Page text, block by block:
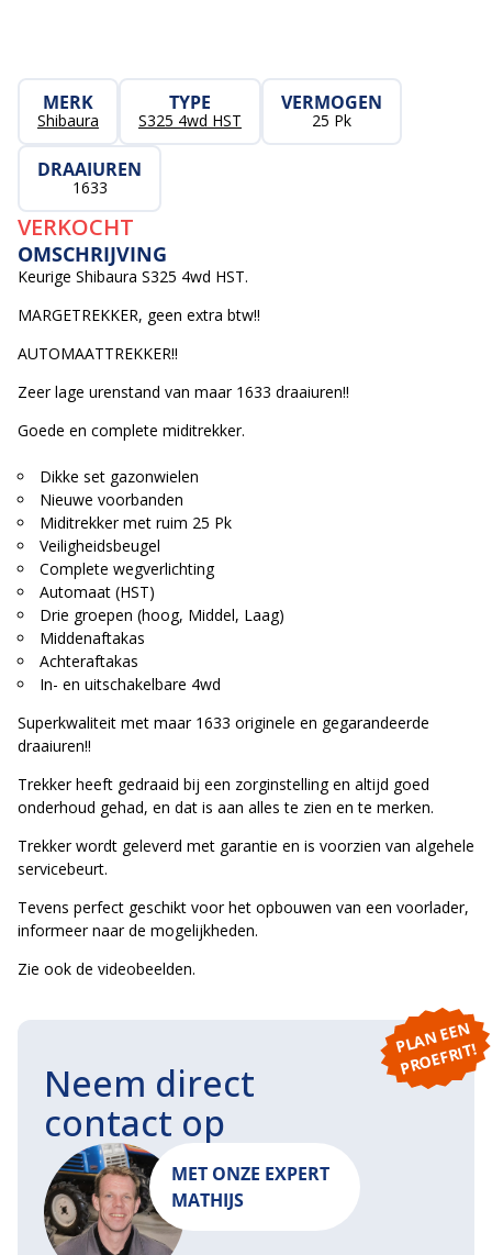
MERK
Shibaura
TYPE
S325 4wd HST
VERMOGEN
25 Pk
DRAAIUREN
1633
VERKOCHT
OMSCHRIJVING
Keurige Shibaura S325 4wd HST.
MARGETREKKER, geen extra btw!!
AUTOMAATTREKKER!!
Zeer lage urenstand van maar 1633 draaiuren!!
Goede en complete miditrekker.
Dikke set gazonwielen
Nieuwe voorbanden
Miditrekker met ruim 25 Pk
Veiligheidsbeugel
Complete wegverlichting
Automaat (HST)
Drie groepen (hoog, Middel, Laag)
Middenaftakas
Achteraftakas
In- en uitschakelbare 4wd
Superkwaliteit met maar 1633 originele en gegarandeerde
draaiuren!!
Trekker heeft gedraaid bij een zorginstelling en altijd goed
onderhoud gehad, en dat is aan alles te zien en te merken.
Trekker wordt geleverd met garantie en is voorzien van algehele
servicebeurt.
Tevens perfect geschikt voor het opbouwen van een voorlader,
informeer naar de mogelijkheden.
Zie ook de videobeelden.
P
L
A
N
E
E
N
P
R
O
E
F
RI
T!
Neem direct
contact op
MET ONZE EXPERT
MATHIJS